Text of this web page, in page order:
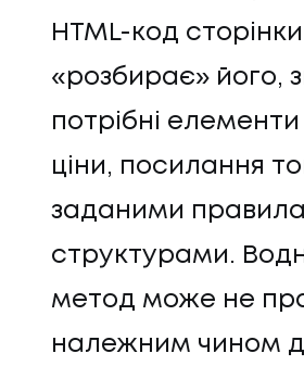
HTML-код
«розбирає» його,
потрібні елементи
ціни, посилання
заданими
структурами.
метод може не
належним чином